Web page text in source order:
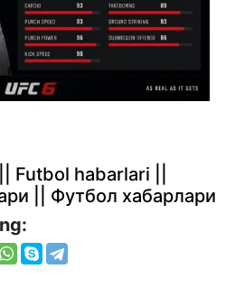
Futbol habarlari ||
|| Футбол хабарлари